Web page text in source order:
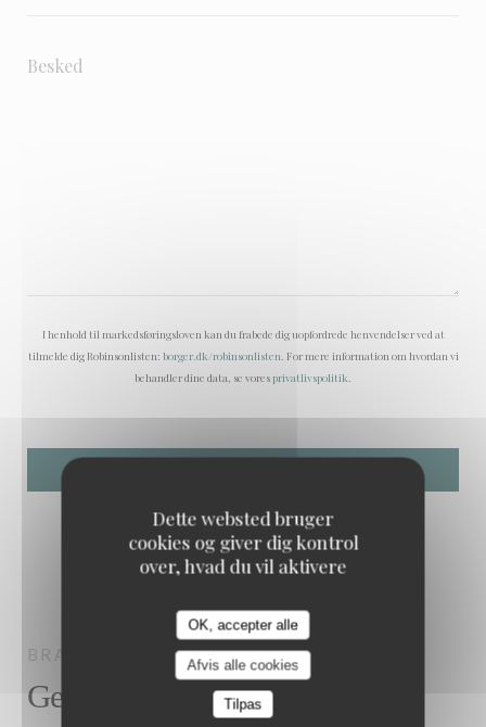
Dette websted bruger
cookies og giver dig kontrol
over, hvad du vil aktivere
OK, accepter alle
Afvis alle cookies
Tilpas
I henhold til markedsføringsloven kan du frabede dig uopfordrede henvendelser ved at
tilmelde dig Robinsonlisten: borger.dk/robinsonlisten . For mere information om hvordan vi
behandler dine data, se voresprivatlivspolitik
BRASSERIE ROSALIECHESSY
Generel information